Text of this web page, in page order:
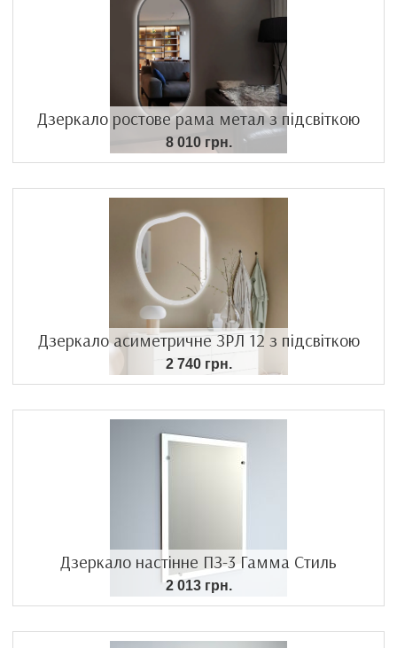
Дзеркало ростове рама метал з підсвіткою
8 010 грн.
Дзеркало асиметричне ЗРЛ 12 з підсвіткою
2 740 грн.
Дзеркало настінне ПЗ-3 Гамма Стиль
2 013 грн.